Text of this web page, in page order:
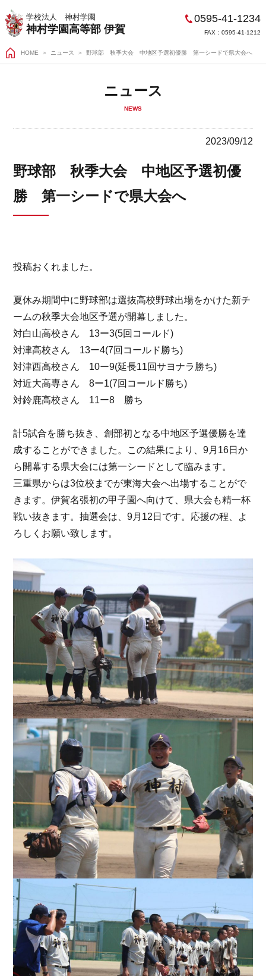
学校法人 神村学園
神村学園高等部 伊賀
0595-41-1234
FAX：0595-41-1212
HOME ＞ ニュース 野球部 秋季大会 中地区予選初優勝 第一シードで県大会へ
ニュース
NEWS
2023/09/12
野球部 秋季大会 中地区予選初優
勝 第一シードで県大会へ
投稿おくれました。
夏休み期間中に野球部は選抜高校野球出場をかけた新チ
ームの秋季大会地区予選が開幕しました。
対白山高校さん 13ー3(5回コールド)
対津高校さん 13ー4(7回コールド勝ち)
対津西高校さん 10ー9(延長11回サヨナラ勝ち)
対近大高専さん 8ー1(7回コールド勝ち)
対鈴鹿高校さん 11ー8 勝ち
計5試合を勝ち抜き、創部初となる中地区予選優勝を達
成することができました。この結果により、9月16日か
ら開幕する県大会には第一シードとして臨みます。
三重県からは3位校までが東海大会へ出場することがで
きます。伊賀名張初の甲子園へ向けて、県大会も精一杯
戦い抜きます。抽選会は、9月12日です。応援の程、よ
ろしくお願い致します。